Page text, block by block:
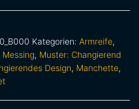
Kategorien: Armreife,
Messing, Muster: Changierend
Design, Manchette,